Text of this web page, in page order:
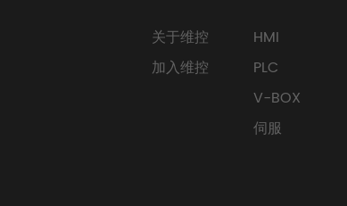
关于维控
加入维控
HMI
PLC
V-BOX
伺服